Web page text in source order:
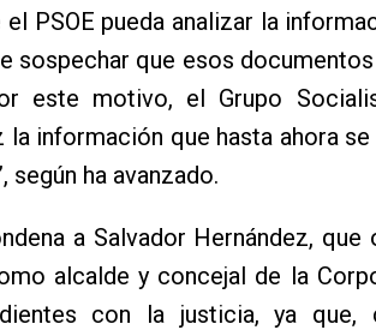
PSOE pueda analizar la
sospechar que esos
este motivo, el Grupo
la información que hasta ahora
según ha avanzado.
a Salvador Hernández,
alcalde y concejal de la
con la justicia, ya